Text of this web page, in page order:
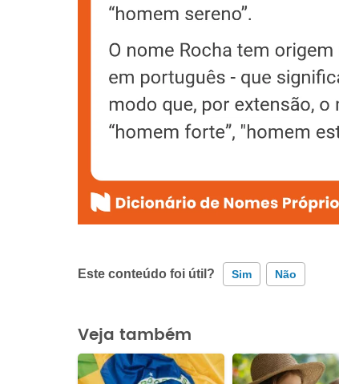
Este conteúdo foi útil? Sim Não
Este conteúdo contém informação incorreta
Este conteúdo não tem a informação que
Veja também